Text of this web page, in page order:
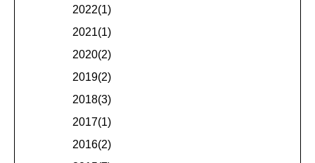
2022(1)
2021(1)
2020(2)
2019(2)
2018(3)
2017(1)
2016(2)